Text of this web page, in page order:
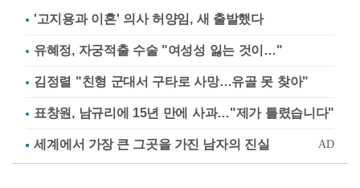
'고지용과 이혼' 의사 허양임, 새 출발했다
유혜정, 자궁적출 수술 "여성성 잃는 것이…"
김정렬 "친형 군대서 구타로 사망…유골 못 찾아"
표창원, 남규리에 15년 만에 사과…"제가 틀렸습니다"